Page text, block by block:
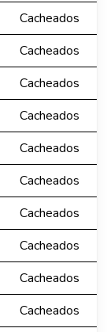
Cacheados
Cacheados
Cacheados
Cacheados
Cacheados
Cacheados
Cacheados
Cacheados
Cacheados
Cacheados